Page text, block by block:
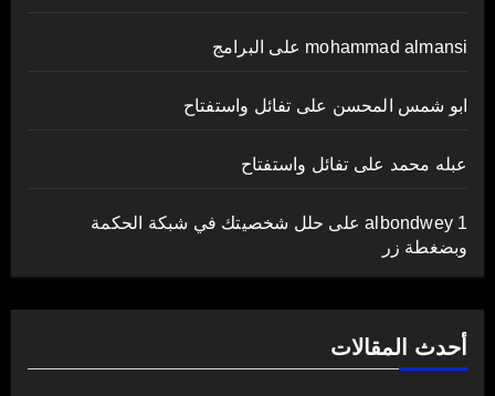
mohammad almansi على البرامج
ابو شمس المحسن على تفائل واستفتاح
عبله محمد على تفائل واستفتاح
albondwey 1على حلل شخصيتك في شبكة الحكمة
وبضغطة زر
أحدث المقالات